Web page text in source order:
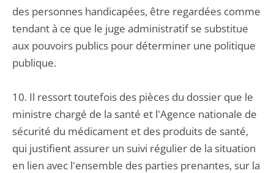
des personnes handicapées, être regardées comme
tendant à ce que le juge administratif se substitue
aux pouvoirs publics pour déterminer une politique
publique.
10. Il ressort toutefois des pièces du dossier que le
ministre chargé de la santé et l'Agence nationale de
sécurité du médicament et des produits de santé,
qui justifient assurer un suivi régulier de la situation
en lien avec l'ensemble des parties prenantes, sur la